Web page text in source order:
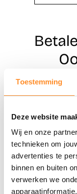
Toestemming
Deze website
Wij en onze
technieken om
advertenties te
binnen en buiten
verwerken we